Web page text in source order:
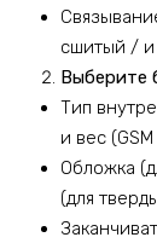
сшитый / и
Выберите
Тип
и вес
Обложка
(для